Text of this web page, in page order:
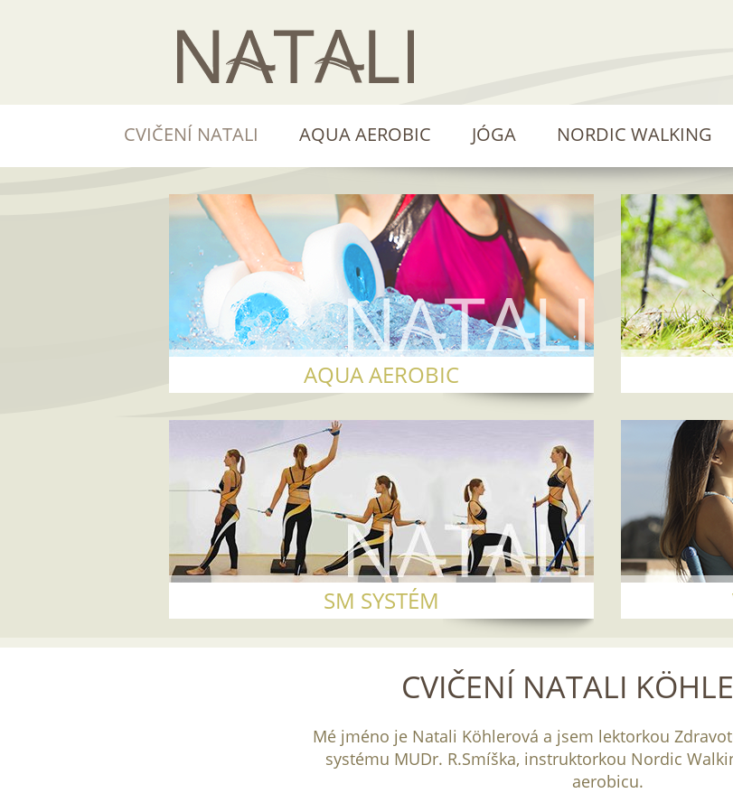
CVIČENÍ NATALI
Mé jméno je Natali Köhlerová a jsem lektorkou
systému MUDr. R.Smíška, instruktorkou Nordic
aerobicu.
AQUA AEROBIC
SM SYSTÉM
CVIČENÍ NATALI AQUA AEROBIC JÓGA NORDIC WALKING